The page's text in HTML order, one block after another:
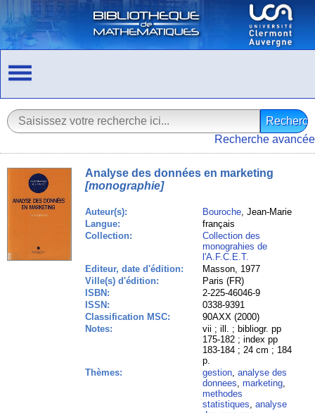
Recherche avancée
Analyse des données en marketing
[monographie]
Auteur(s): Bouroche, Jean-Marie
Langue:
français
Collection:
Collection des
monograhies de
l'A.F.C.E.T.
Editeur, date d'édition:
Masson, 1977
Ville(s) d'édition:
Paris (FR)
ISBN:
2-225-46046-9
ISSN:
0338-9391
Classification MSC:
90AXX (2000)
Notes:
vii ; ill. ; bibliogr. pp
175-182 ; index pp
183-184 ; 24 cm ; 184
p.
Thèmes:
gestion,analyse des
donnees,marketing,
methodes
statistiques,analyse